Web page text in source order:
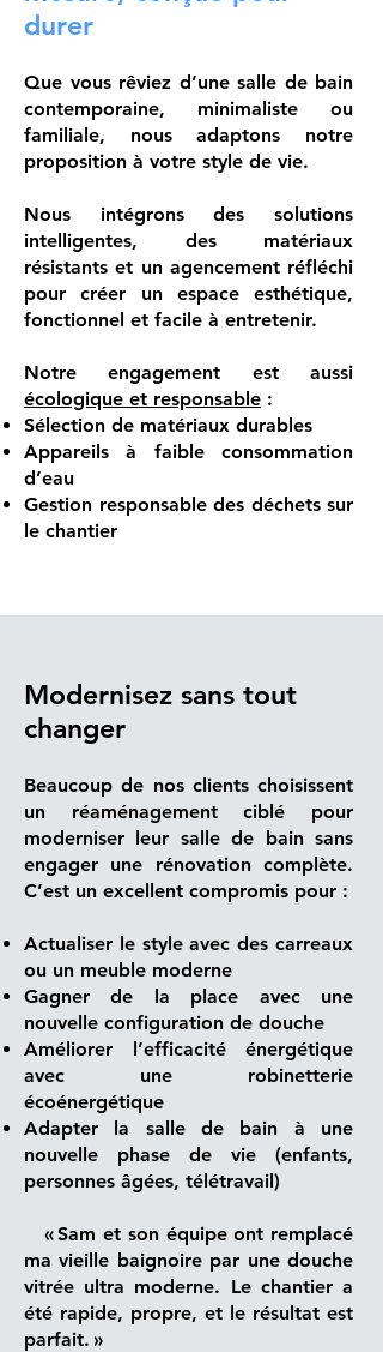
durer
Que vous rêviez d’une salle de bain
contemporaine, minimaliste ou
familiale, nous adaptons notre
proposition à votre style de vie.
Nous intégrons des solutions
intelligentes, des matériaux
résistants et un agencement réfléchi
pour créer un espace esthétique,
fonctionnel et facile à entretenir.
Notre engagement est aussi
écologique et responsable :
Sélection de matériaux durables
Appareils à faible consommation
d’eau
Gestion responsable des déchets sur
le chantier
Modernisez sans tout
changer
Beaucoup de nos clients choisissent
un réaménagement ciblé pour
moderniser leur salle de bain sans
engager une rénovation complète.
C’est un excellent compromis pour :
Actualiser le style avec des carreaux
ou un meuble moderne
Gagner de la place avec une
nouvelle configuration de douche
Améliorer l’efficacité énergétique
avec une robinetterie
écoénergétique
Adapter la salle de bain à une
nouvelle phase de vie (enfants,
personnes âgées, télétravail)
« Sam et son équipe ont remplacé
ma vieille baignoire par une douche
vitrée ultra moderne. Le chantier a
été rapide, propre, et le résultat est
parfait. »